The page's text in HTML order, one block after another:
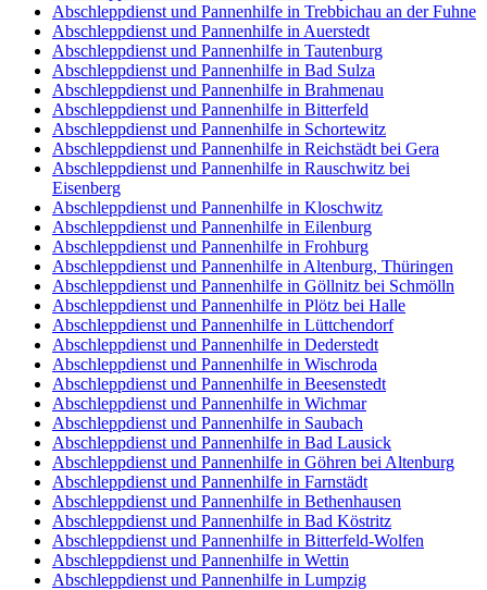
Abschleppdienst und Pannenhilfe in Trebbichau an der Fuhne
Abschleppdienst und Pannenhilfe in Auerstedt
Abschleppdienst und Pannenhilfe in Tautenburg
Abschleppdienst und Pannenhilfe in Bad Sulza
Abschleppdienst und Pannenhilfe in Brahmenau
Abschleppdienst und Pannenhilfe in Bitterfeld
Abschleppdienst und Pannenhilfe in Schortewitz
Abschleppdienst und Pannenhilfe in Reichstädt bei Gera
Abschleppdienst und Pannenhilfe in Rauschwitz bei
Eisenberg
Abschleppdienst und Pannenhilfe in Kloschwitz
Abschleppdienst und Pannenhilfe in Eilenburg
Abschleppdienst und Pannenhilfe in Frohburg
Abschleppdienst und Pannenhilfe in Altenburg, Thüringen
Abschleppdienst und Pannenhilfe in Göllnitz bei Schmölln
Abschleppdienst und Pannenhilfe in Plötz bei Halle
Abschleppdienst und Pannenhilfe in Lüttchendorf
Abschleppdienst und Pannenhilfe in Dederstedt
Abschleppdienst und Pannenhilfe in Wischroda
Abschleppdienst und Pannenhilfe in Beesenstedt
Abschleppdienst und Pannenhilfe in Wichmar
Abschleppdienst und Pannenhilfe in Saubach
Abschleppdienst und Pannenhilfe in Bad Lausick
Abschleppdienst und Pannenhilfe in Göhren bei Altenburg
Abschleppdienst und Pannenhilfe in Farnstädt
Abschleppdienst und Pannenhilfe in Bethenhausen
Abschleppdienst und Pannenhilfe in Bad Köstritz
Abschleppdienst und Pannenhilfe in Bitterfeld-Wolfen
Abschleppdienst und Pannenhilfe in Wettin
Abschleppdienst und Pannenhilfe in Lumpzig